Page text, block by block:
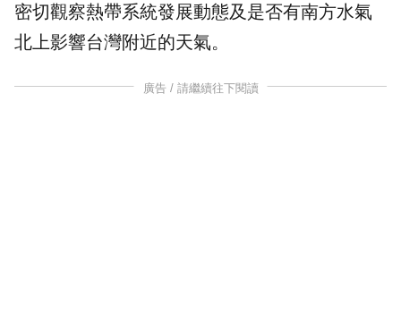
密切觀察熱帶系統發展動態及是否有南方水氣
北上影響台灣附近的天氣。
廣告 / 請繼續往下閱讀